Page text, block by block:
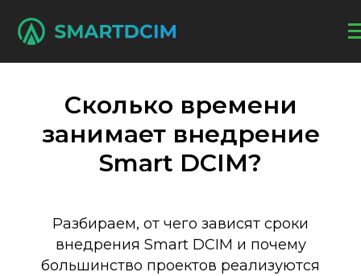
Сколько времени
занимает внедрение
Smart DCIM?
Разбираем, от чего зависят сроки
внедрения Smart DCIM и почему
большинство проектов реализуются